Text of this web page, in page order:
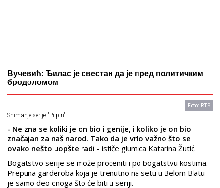
Вучевић: Ђилас је свестан да је пред политичким
бродоломом
Foto: RTS
Snimanje serije "Pupin"
- Ne zna se koliki je on bio i genije, i koliko je on bio
značajan za naš narod. Tako da je vrlo važno što se
ovako nešto uopšte radi - ističe glumica Katarina Žutić.
Bogatstvo serije se može proceniti i po bogatstvu kostima.
Prepuna garderoba koja je trenutno na setu u Belom Blatu
je samo deo onoga što će biti u seriji.